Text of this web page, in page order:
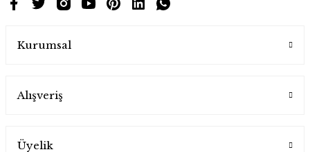
Kurumsal
Alışveriş
Üyelik